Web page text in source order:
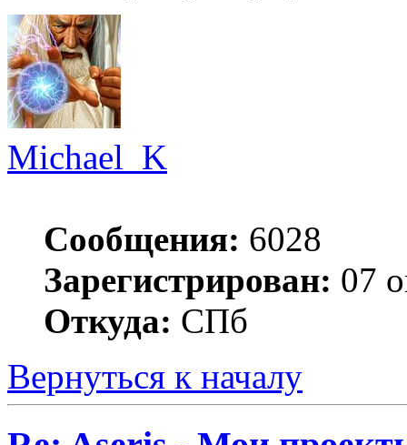
Michael_K
Сообщения: 6028
Зарегистрирован: 07
Откуда: СПб
Вернуться к началу